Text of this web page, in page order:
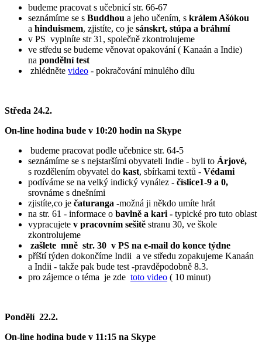
budeme pracovat s učebnicí str. 66-67
seznámíme se s Buddhou a jeho učením, s králem Ašókou
a hinduismem, zjistíte, co je sánskrt, stúpa a bráhmí
v PS vyplníte str 31, společně zkontrolujeme
ve středu se budeme věnovat opakování ( Kanaán a Indie)
na pondělní test
zhlédněte video - pokračování minulého dílu
Středa 24.2.
On-line hodina bude v 10:20 hodin na Skype
budeme pracovat podle učebnice str. 64-5
seznámíme se s nejstaršími obyvateli Indie - byli to Árjové,
s rozdělením obyvatel do kast, sbírkami textů - Védami
podíváme se na velký indický vynález - číslice1-9 a 0,
srovnáme s dnešními
zjistíte,co je čaturanga -možná ji někdo umíte hrát
na str. 61 - informace o bavlně a kari - typické pro tuto oblast
vypracujete v pracovním sešitě stranu 30, ve škole
zkontrolujeme
zašlete mně str. 30 v PS na e-mail do konce týdne
příští týden dokončíme Indii a ve středu zopakujeme Kanaán
a Indii - takže pak bude test -pravděpodobně 8.3.
pro zájemce o téma je zde toto video ( 10 minut)
Pondělí 22.2.
On-line hodina bude v 11:15 na Skype